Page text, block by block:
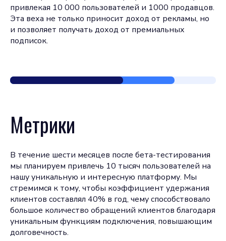
привлекая 10 000 пользователей и 1000 продавцов.
Эта веха не только приносит доход от рекламы, но
и позволяет получать доход от премиальных
подписок.
Метрики
В течение шести месяцев после бета-тестирования
мы планируем привлечь 10 тысяч пользователей на
нашу уникальную и интересную платформу. Мы
стремимся к тому, чтобы коэффициент удержания
клиентов составлял 40% в год, чему способствовало
большое количество обращений клиентов благодаря
уникальным функциям подключения, повышающим
долговечность.